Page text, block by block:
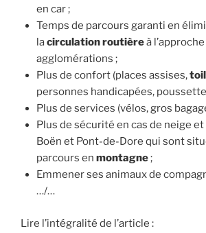
en car ;
Temps de parcours garanti en
lacirculation routièreà
agglomérations ;
Plus de confort (places assises,
personnes handicapées,
Plus de services (vélos, gros
Plus de sécurité en cas de neige
Boën et Pont-de-Dore qui sont
parcours en montagne;
Emmener ses animaux de
…/…
Lire l’intégralité de l’article :